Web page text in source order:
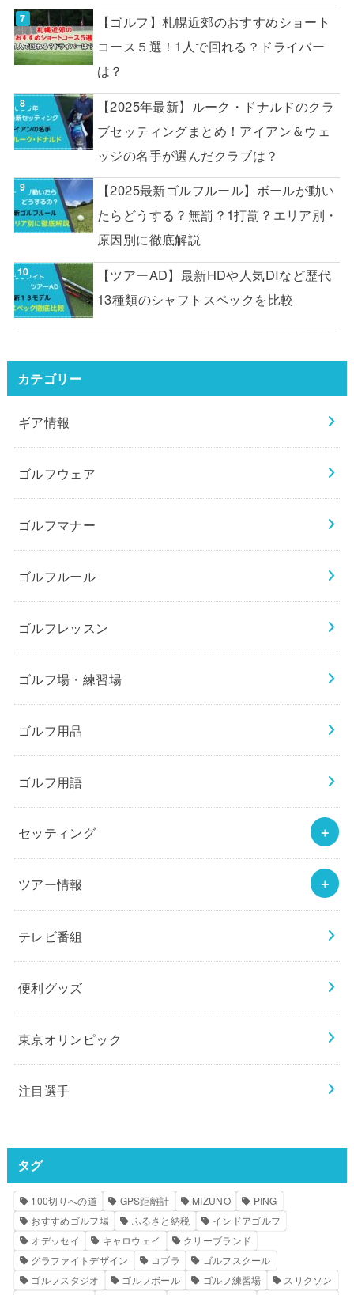
【ゴルフ】札幌近郊のおすすめショート
コース５選！1人で回れる？ドライバー
は？
【2025年最新】ルーク・ドナルドのクラ
ブセッティングまとめ！アイアン＆ウェ
ッジの名手が選んだクラブは？
【2025最新ゴルフルール】ボールが動い
たらどうする？無罰？1打罰？エリア別・
原因別に徹底解説
【ツアーAD】最新HDや人気DIなど歴代
13種類のシャフトスペックを比較
カテゴリー
ギア情報
ゴルフウェア
ゴルフマナー
ゴルフルール
ゴルフレッスン
ゴルフ場・練習場
ゴルフ用品
ゴルフ用語
セッティング
ツアー情報
テレビ番組
便利グッズ
東京オリンピック
注目選手
タグ
100切りへの道 GPS距離計 MIZUNO
PING
おすすめゴルフ場
ふるさと納税
インドアゴルフ
オデッセイ
キャロウェイ
クリーブランド
グラファイトデザイン
コブラ
ゴルフスクール
ゴルフスタジオ
ゴルフボール ゴルフ練習場
スリクソン